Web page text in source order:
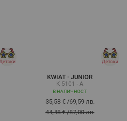
KWIAT - JUNIOR
K 5101 - A
В НАЛИЧНОСТ
35,58 €/69,59 лв.
44,48 €/87,00 лв.